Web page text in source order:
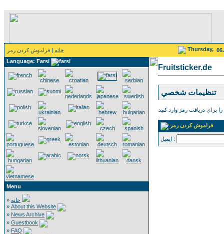
خانه | فراموش كردن رمز Thursday,
Language: Farsi
Menu
» خانه
» About this Website
» News Archive
» Guestbook
» FAQ
Fruitsticker.de
تنظيمات شخصي
فراموش كردن رمز
ايميل :